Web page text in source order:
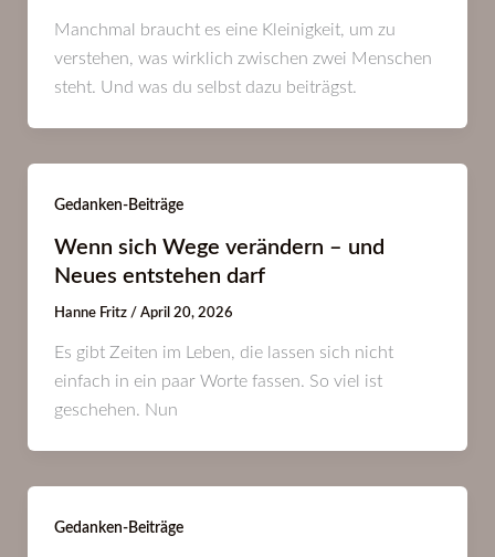
Manchmal braucht es eine Kleinigkeit, um zu
verstehen, was wirklich zwischen zwei Menschen
steht. Und was du selbst dazu beiträgst.
Gedanken-Beiträge
Wenn sich Wege verändern – und
Neues entstehen darf
Hanne Fritz / April 20, 2026
Es gibt Zeiten im Leben, die lassen sich nicht
einfach in ein paar Worte fassen. So viel ist
geschehen. Nun
Gedanken-Beiträge